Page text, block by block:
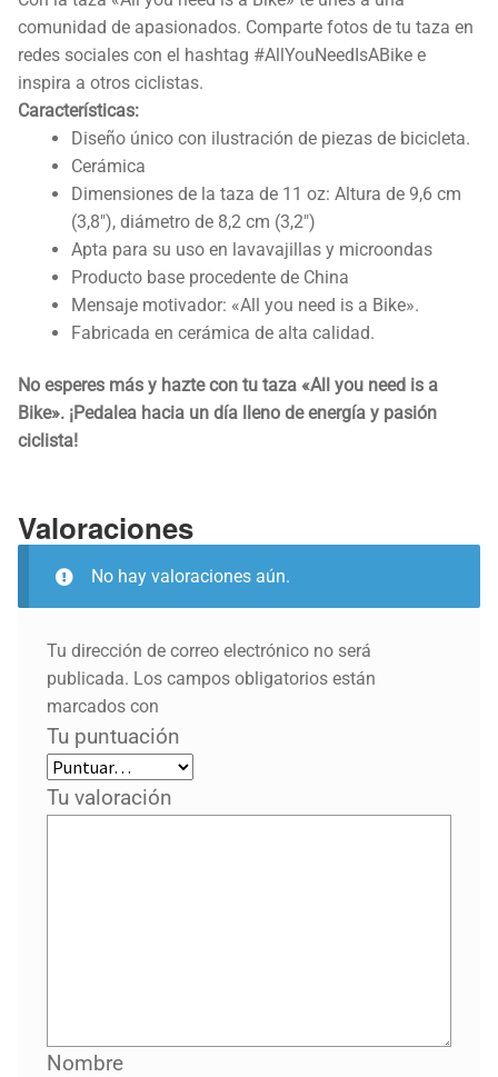
comunidad de apasionados. Comparte fotos de tu taza en
redes sociales con el hashtag #AllYouNeedIsABike e
inspira a otros ciclistas.
Características:
Diseño único con ilustración de piezas de bicicleta.
Cerámica
Dimensiones de la taza de 11 oz: Altura de 9,6 cm
(3,8″), diámetro de 8,2 cm (3,2″)
Apta para su uso en lavavajillas y microondas
Producto base procedente de China
Mensaje motivador: «All you need is a Bike».
Fabricada en cerámica de alta calidad.
No esperes más y hazte con tu taza «All you need is a
Bike». ¡Pedalea hacia un día lleno de energía y pasión
ciclista!
Valoraciones
No hay valoraciones aún.
Tu dirección de correo electrónico no será
publicada. Los campos obligatorios están
marcados con
Tu puntuación
Tu valoración
Nombre